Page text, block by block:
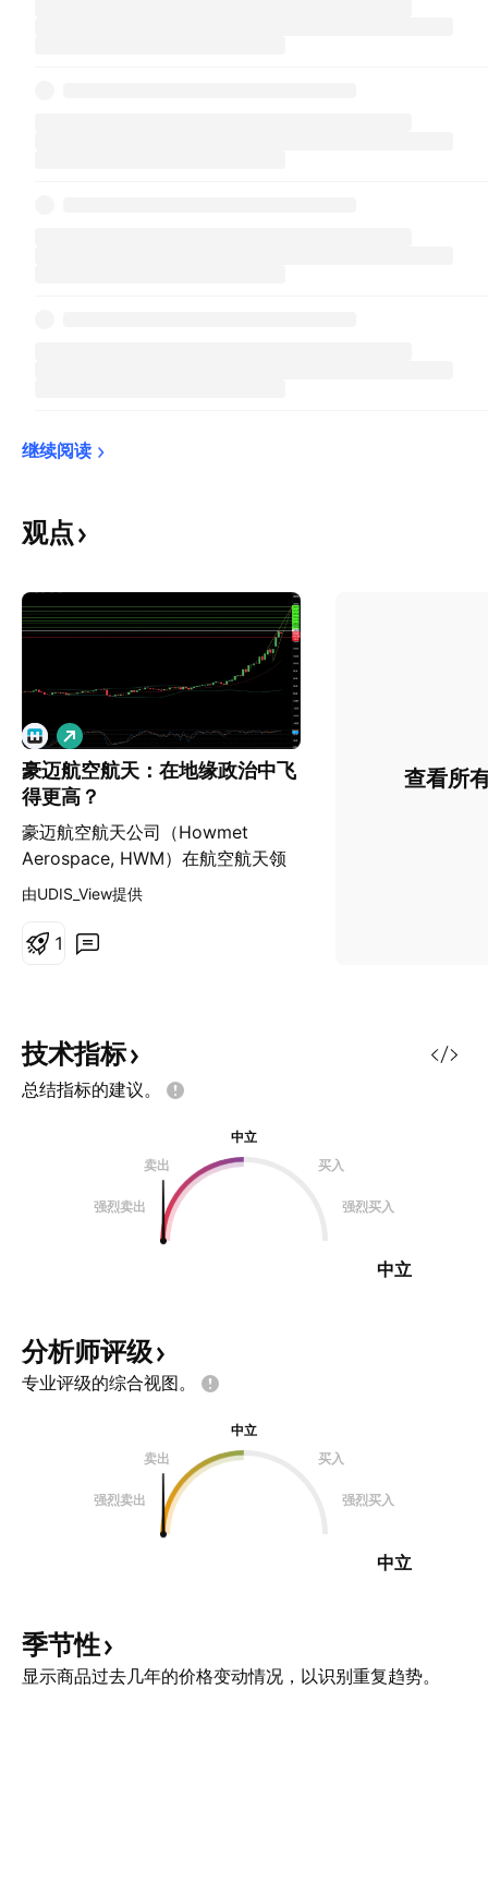
继续阅读
观点
豪迈航空航天：在地缘政治中飞
得更高？
豪迈航空航天公司（Howmet
Aerospace, HWM）在航空航天领
域稳居前列，凭借卓越的韧性和增长
司业绩强劲，创下创纪录的收入和每
产品组合，包括高性能发动机部件、
紧固件和锻造轮，赋予其在当前市场
趋势中的独特优势。公司专注于为高
A320neo）提供轻量化、高性能零
部件，并为F-35战斗机等关键国防
项目供应核心组件，巩固了其高估值
与投资者信心。 豪迈的战略发展与
当前地缘政治格局密切相关。美中竞
做
多
由UDIS_View提供
1
查看所
技术指标
总结指标的建议。
中立
卖出
买入
强烈卖出 强烈买入
中立
分析师评级
专业评级的综合视图。
中立
卖出
买入
强烈卖出 强烈买入
中立
季节性
显示商品过去几年的价格变动情况，以识别重复趋势。